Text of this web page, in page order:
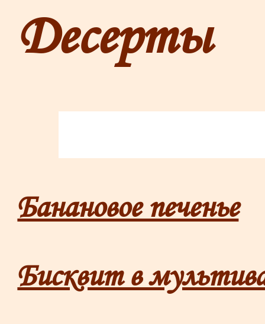
Десерты
Банановое печенье
Бисквит в